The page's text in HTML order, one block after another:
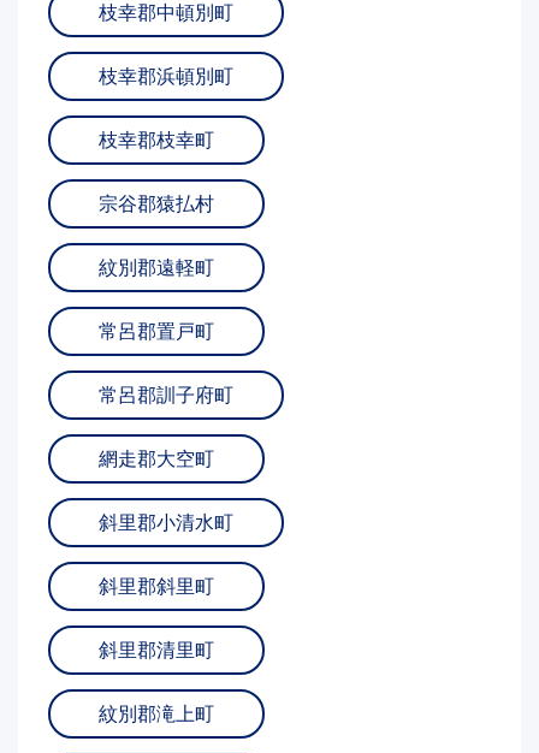
枝幸郡中頓別町
枝幸郡浜頓別町
枝幸郡枝幸町
宗谷郡猿払村
紋別郡遠軽町
常呂郡置戸町
常呂郡訓子府町
網走郡大空町
斜里郡小清水町
斜里郡斜里町
斜里郡清里町
紋別郡滝上町